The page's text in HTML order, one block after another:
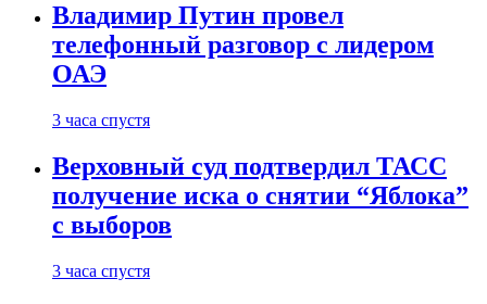
Владимир Путин провел
телефонный разговор с лидером
ОАЭ
3 часа спустя
Верховный суд подтвердил ТАСС
получение иска о снятии “Яблока”
с выборов
3 часа спустя